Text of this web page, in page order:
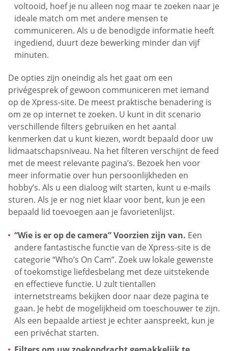
voltooid, hoef je nu alleen nog maar te zoeken naar je
ideale match om met andere mensen te
communiceren. Als u de benodigde informatie heeft
ingediend, duurt deze bewerking minder dan vijf
minuten.
De opties zijn oneindig als het gaat om een
privégesprek of gewoon communiceren met iemand
op de Xpress-site. De meest praktische benadering is
om ze op internet te zoeken. U kunt in dit scenario
verschillende filters gebruiken en het aantal
kenmerken dat u kunt kiezen, wordt bepaald door uw
lidmaatschapsniveau. Na het filteren verschijnt de feed
met de meest relevante pagina’s. Bezoek hen voor
meer informatie over hun persoonlijkheden en
hobby’s. Als u een dialoog wilt starten, kunt u e-mails
sturen. Als je er nog niet klaar voor bent, kun je een
bepaald lid toevoegen aan je favorietenlijst.
“Wie is er op de camera” Voorzien zijn van. Een
andere fantastische functie van de Xpress-site is de
categorie “Who’s On Cam”. Zoek uw lokale gewenste
of toekomstige liefdesbelang met deze uitstekende
en effectieve functie. U zult tientallen
internetstreams bekijken door naar deze pagina te
gaan. Je hebt de mogelijkheid om toeschouwer te zijn.
Als een bepaalde artiest je echter aanspreekt, kun je
een privéchat starten.